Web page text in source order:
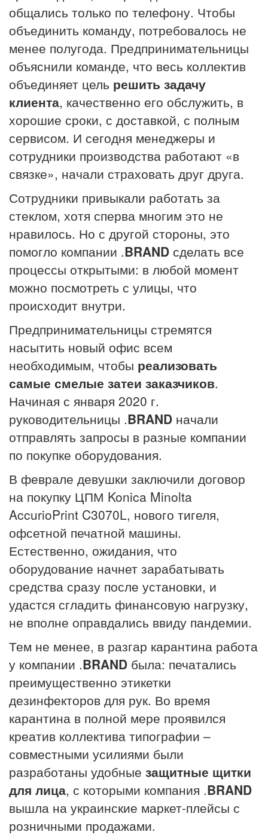
общались только по телефону. Чтобы
объединить команду, потребовалось не
менее полугода. Предпринимательницы
объяснили команде, что весь коллектив
объединяет цель решить задачу
клиента, качественно его обслужить, в
хорошие сроки, с доставкой, с полным
сервисом. И сегодня менеджеры и
сотрудники производства работают «в
связке», начали страховать друг друга.
Сотрудники привыкали работать за
стеклом, хотя сперва многим это не
нравилось. Но с другой стороны, это
помогло компании .BRAND сделать все
процессы открытыми: в любой момент
можно посмотреть с улицы, что
происходит внутри.
Предпринимательницы стремятся
насытить новый офис всем
необходимым, чтобы реализовать
самые смелые затеи заказчиков.
Начиная с января 2020 г.
руководительницы .BRAND начали
отправлять запросы в разные компании
по покупке оборудования.
В феврале девушки заключили договор
на покупку ЦПМ Konica Minolta
AccurioPrint C3070L, нового тигеля,
офсетной печатной машины.
Естественно, ожидания, что
оборудование начнет зарабатывать
средства сразу после установки, и
удастся сгладить финансовую нагрузку,
не вполне оправдались ввиду пандемии.
Тем не менее, в разгар карантина работа
у компании .BRAND была: печатались
преимущественно этикетки
дезинфекторов для рук. Во время
карантина в полной мере проявился
креатив коллектива типографии –
совместными усилиями были
разработаны удобные защитные щитки
для лица, с которыми компания .BRAND
вышла на украинские маркет-плейсы с
розничными продажами.